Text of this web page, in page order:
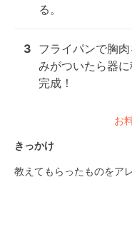
る。
3 フライパンで胸
みがついたら器
完成！
お
きっかけ
教えてもらったものをア